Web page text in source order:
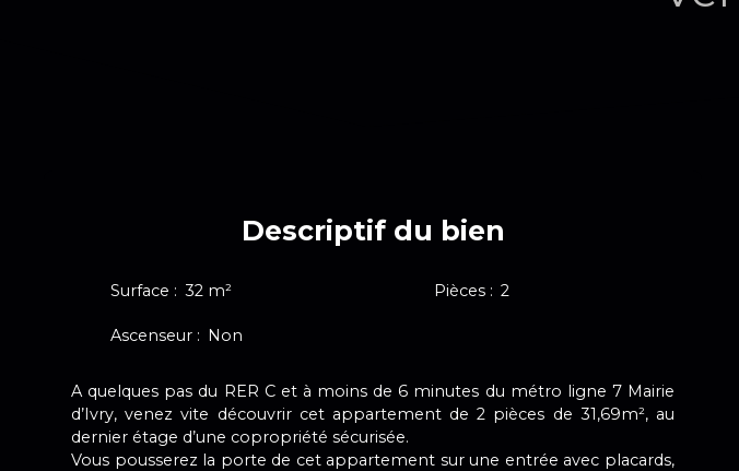
Descriptif du bien
Surface : 32 m² Pièces : 2
Ascenseur : Non
A quelques pas du RER C et à moins de 6 minutes du métro ligne 7 Mairie
d’Ivry, venez vite découvrir cet appartement de 2 pièces de 31,69m², au
dernier étage d’une copropriété sécurisée.
Vous pousserez la porte de cet appartement sur une entrée avec placards,